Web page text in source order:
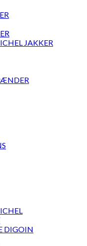
JAKKER
DIGOIN